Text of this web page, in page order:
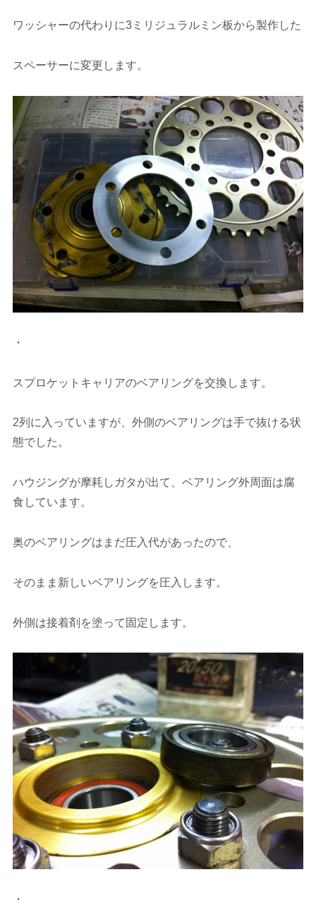
ワッシャーの代わりに3ミリジュラルミン板から製作した
スペーサーに変更します。
・
スプロケットキャリアのベアリングを交換します。
2列に入っていますが、外側のベアリングは手で抜ける状
態でした。
ハウジングが摩耗しガタが出て、ベアリング外周面は腐
食しています。
奥のベアリングはまだ圧入代があったので、
そのまま新しいベアリングを圧入します。
外側は接着剤を塗って固定します。
・